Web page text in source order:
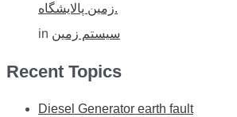
زمین پالایشگاه.
in سیستم زمین
Recent Topics
Diesel Generator earth fault